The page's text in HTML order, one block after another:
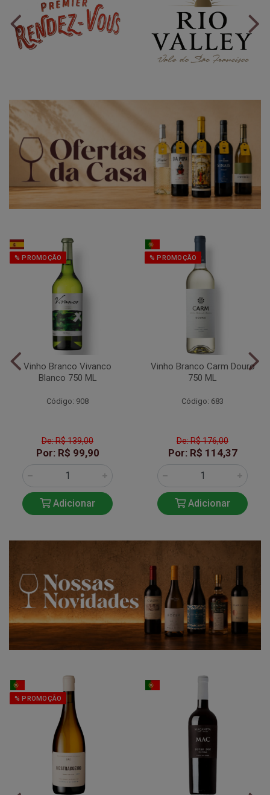
% PROMOÇÃO
Vinho Branco Vivanco
Blanco 750 ML
Código: 908
De: R$ 139,00
Por: R$ 99,90
Adicionar
% PROMOÇÃO
Vinho Branco Carm Douro
750 ML
Código: 683
De: R$ 176,00
Por: R$ 114,37
Adicionar
% PROMOÇÃO